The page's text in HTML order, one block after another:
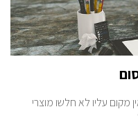
מקום עליו לא חלשו מוצרי